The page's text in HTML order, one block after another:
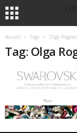
Accueil Tags Olga
Tag: Olga